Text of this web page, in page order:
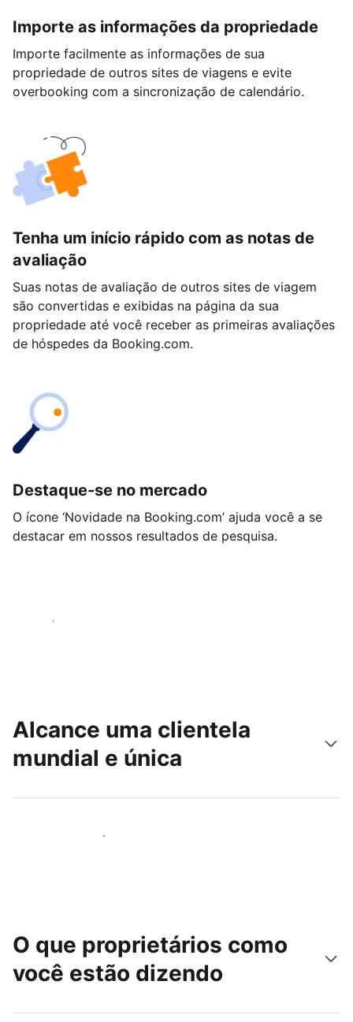
Importe as informações da propriedade
Importe facilmente as informações de sua
propriedade de outros sites de viagens e evite
overbooking com a sincronização de calendário.
Tenha um início rápido com as notas de
avaliação
Suas notas de avaliação de outros sites de viagem
são convertidas e exibidas na página da sua
propriedade até você receber as primeiras avaliações
de hóspedes da Booking.com.
Destaque-se no mercado
O ícone ‘Novidade na Booking.com’ ajuda você a se
destacar em nossos resultados de pesquisa.
Começar
Alcance uma clientela
mundial e única
Alcançar novos hóspedes
O que proprietários como
você estão dizendo